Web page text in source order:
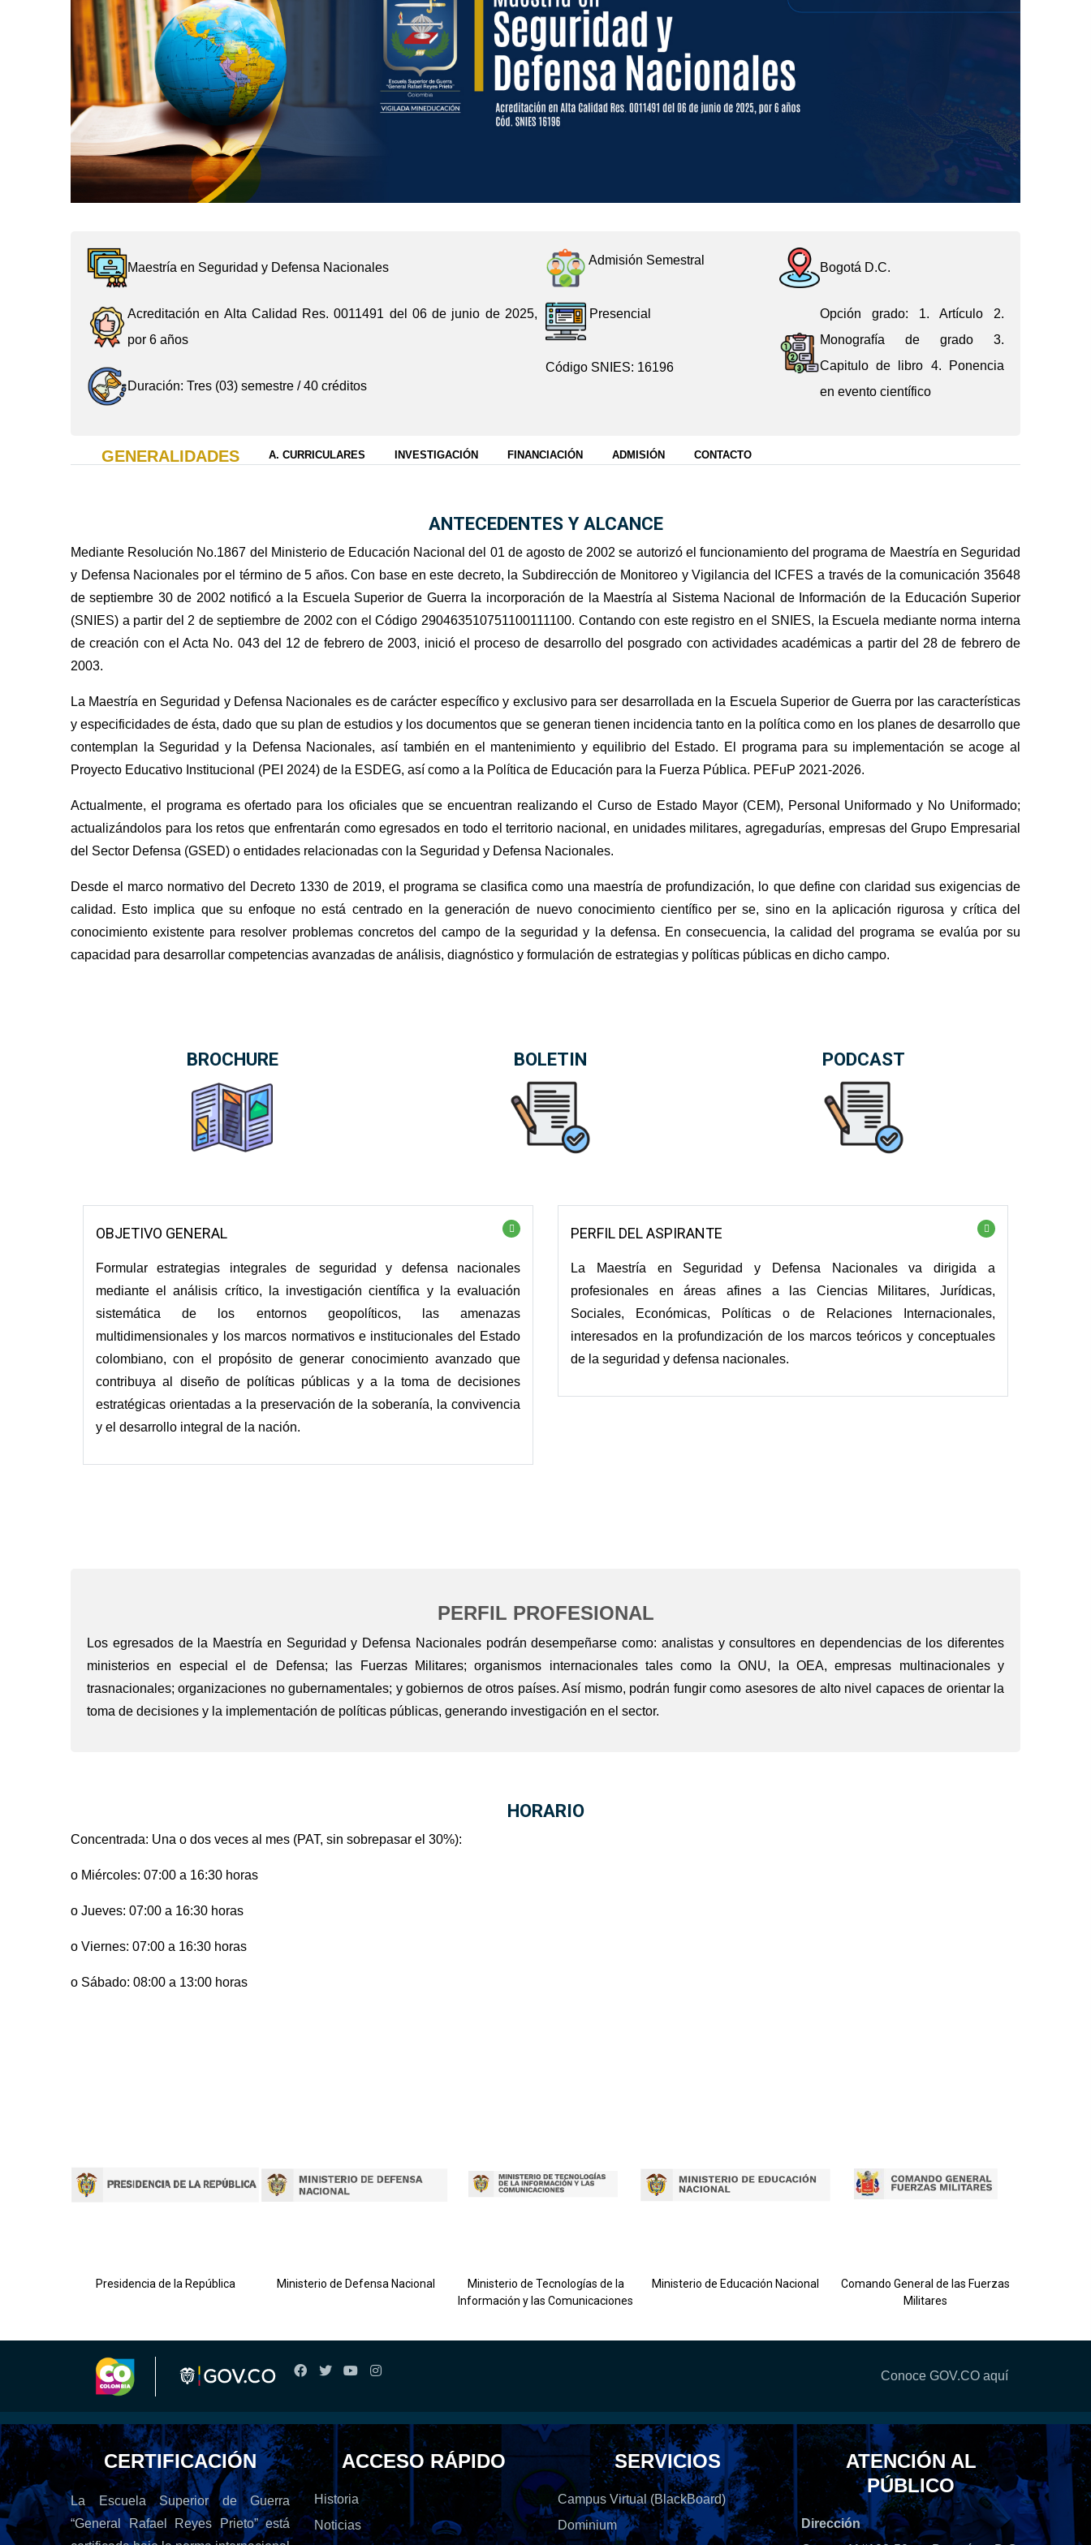
Maestría en Seguridad y Defensa Nacionales
Acreditación en Alta Calidad Res. 0011491 del 06 de junio de 2025,
por 6 años
Duración: Tres (03) semestre / 40 créditos
Admisión Semestral
Presencial
Código SNIES: 16196
Bogotá D.C.
Opción grado: 1. Artículo 2.
Monografía de grado 3.
Capitulo de libro 4. Ponencia
en evento científico
GENERALIDADES A. CURRICULARES INVESTIGACIÓN FINANCIACIÓN ADMISIÓN CONTACTO
ANTECEDENTES Y ALCANCE
Mediante Resolución No.1867 del Ministerio de Educación Nacional del 01 de agosto de 2002 se autorizó el funcionamiento del programa de Maestría en Seguridad
y Defensa Nacionales por el término de 5 años. Con base en este decreto, la Subdirección de Monitoreo y Vigilancia del ICFES a través de la comunicación 35648
de septiembre 30 de 2002 notificó a la Escuela Superior de Guerra la incorporación de la Maestría al Sistema Nacional de Información de la Educación Superior
(SNIES) a partir del 2 de septiembre de 2002 con el Código 290463510751100111100. Contando con este registro en el SNIES, la Escuela mediante norma interna
de creación con el Acta No. 043 del 12 de febrero de 2003, inició el proceso de desarrollo del posgrado con actividades académicas a partir del 28 de febrero de
2003.
La Maestría en Seguridad y Defensa Nacionales es de carácter específico y exclusivo para ser desarrollada en la Escuela Superior de Guerra por las características
y especificidades de ésta, dado que su plan de estudios y los documentos que se generan tienen incidencia tanto en la política como en los planes de desarrollo que
contemplan la Seguridad y la Defensa Nacionales, así también en el mantenimiento y equilibrio del Estado. El programa para su implementación se acoge al
Proyecto Educativo Institucional (PEI 2024) de la ESDEG, así como a la Política de Educación para la Fuerza Pública. PEFuP 2021-2026.
Actualmente, el programa es ofertado para los oficiales que se encuentran realizando el Curso de Estado Mayor (CEM), Personal Uniformado y No Uniformado;
actualizándolos para los retos que enfrentarán como egresados en todo el territorio nacional, en unidades militares, agregadurías, empresas del Grupo Empresarial
del Sector Defensa (GSED) o entidades relacionadas con la Seguridad y Defensa Nacionales.
Desde el marco normativo del Decreto 1330 de 2019, el programa se clasifica como una maestría de profundización, lo que define con claridad sus exigencias de
calidad. Esto implica que su enfoque no está centrado en la generación de nuevo conocimiento científico per se, sino en la aplicación rigurosa y crítica del
conocimiento existente para resolver problemas concretos del campo de la seguridad y la defensa. En consecuencia, la calidad del programa se evalúa por su
capacidad para desarrollar competencias avanzadas de análisis, diagnóstico y formulación de estrategias y políticas públicas en dicho campo.
BROCHURE BOLETIN PODCAST
OBJETIVO GENERAL
Formular estrategias integrales de seguridad y defensa nacionales
mediante el análisis crítico, la investigación científica y la evaluación
sistemática de los entornos geopolíticos, las amenazas
multidimensionales y los marcos normativos e institucionales del Estado
colombiano, con el propósito de generar conocimiento avanzado que
contribuya al diseño de políticas públicas y a la toma de decisiones
estratégicas orientadas a la preservación de la soberanía, la convivencia
y el desarrollo integral de la nación.
PERFIL DEL ASPIRANTE
La Maestría en Seguridad y Defensa Nacionales va dirigida a
profesionales en áreas afines a las Ciencias Militares, Jurídicas,
Sociales, Económicas, Políticas o de Relaciones Internacionales,
interesados en la profundización de los marcos teóricos y conceptuales
de la seguridad y defensa nacionales.
PERFIL PROFESIONAL
Los egresados de la Maestría en Seguridad y Defensa Nacionales podrán desempeñarse como: analistas y consultores en dependencias de los diferentes
ministerios en especial el de Defensa; las Fuerzas Militares; organismos internacionales tales como la ONU, la OEA, empresas multinacionales y
trasnacionales; organizaciones no gubernamentales; y gobiernos de otros países. Así mismo, podrán fungir como asesores de alto nivel capaces de orientar la
toma de decisiones y la implementación de políticas públicas, generando investigación en el sector.
HORARIO
Concentrada: Una o dos veces al mes (PAT, sin sobrepasar el 30%):
o Miércoles: 07:00 a 16:30 horas
o Jueves: 07:00 a 16:30 horas
o Viernes: 07:00 a 16:30 horas
o Sábado: 08:00 a 13:00 horas
Presidencia de la República
Ministerio de Defensa Nacional
Ministerio de Tecnologías de la
Información y las Comunicaciones
Ministerio de Educación Nacional
Comando General de las Fuerzas
Militares
Conoce GOV.CO aquí
CERTIFICACIÓN
La Escuela Superior de Guerra
“General Rafael Reyes Prieto” está
ACCESO RÁPIDO
Historia
Noticias
SERVICIOS
Campus Virtual (BlackBoard)
Dominium
ATENCIÓN AL
PÚBLICO
Dirección